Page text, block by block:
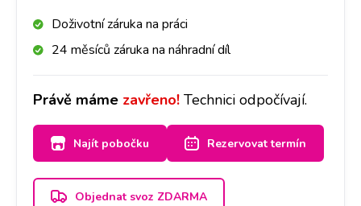
Doživotní záruka na práci
24 měsíců záruka na náhradní díl
Právě máme zavřeno! Technici odpočívají.
Najít pobočku Rezervovat termín
Objednat svoz ZDARMA